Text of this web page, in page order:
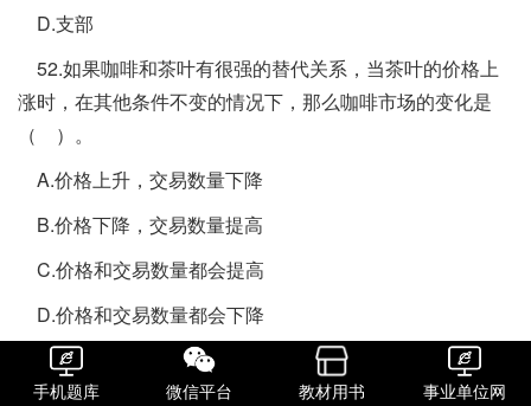
D.支部
52.如果咖啡和茶叶有很强的替代关系，当茶叶的价格上
涨时，在其他条件不变的情况下，那么咖啡市场的变化是
（ ）。
A.价格上升，交易数量下降
B.价格下降，交易数量提高
C.价格和交易数量都会提高
D.价格和交易数量都会下降
53. 2019年，中国影视现实主义精品迭出。哪里有现实的
焦点，哪里就有与之相匹配的影像书写。《少年的你》《银
手机题库 微信平台 教材用书 事业单位网